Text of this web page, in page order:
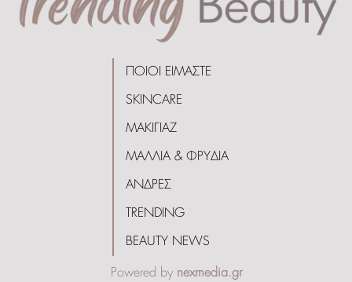
ΠΟΙΟΙ ΕΙΜΑΣΤΕ
SKINCARE
ΜΑΚΙΓΙΑΖ
ΜΑΛΛΙΑ & ΦΡΥΔΙΑ
ΑΝΔΡΕΣ
TRENDING
BEAUTY NEWS
Powered by nexmedia.gr